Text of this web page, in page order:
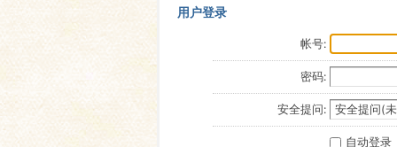
用户登录
帐号:
密码:
安全提问:
自动登录